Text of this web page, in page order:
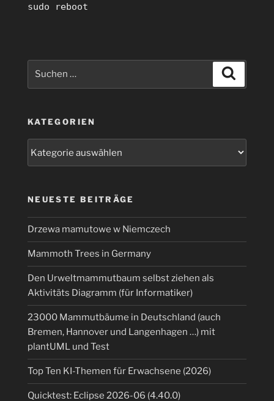
sudo reboot
KATEGORIEN
NEUESTE BEITRÄGE
Drzewa mamutowe w Niemczech
Mammoth Trees in Germany
Den Urweltmammutbaum selbst ziehen als
Aktivitäts Diagramm (für Informatiker)
23000 Mammutbäume in Deutschland (auch
Bremen, Hannover und Langenhagen …) mit
plantUML und Test
Top Ten KI-Themen für Erwachsene (2026)
Quicktest: Eclipse 2026-06 (4.40.0)